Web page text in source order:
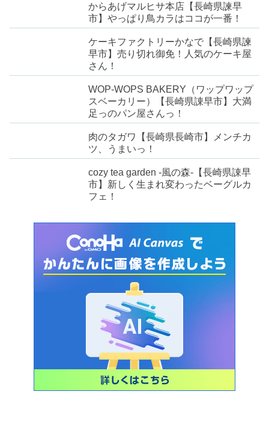
からあげマルヒサ本店【長崎県諫早
市】やっぱり鳥カラはココが一番！
ケーキファクトリーかなで【長崎県諫
早市】売り切れ御免！人気のケーキ屋
さん！
WOP-WOPS BAKERY（ワップワップ
スベーカリー）【長崎県諌早市】大満
足っのパン屋さんっ！
肉のタガワ【長崎県長崎市】メンチカ
ツ、うまいっ！
cozy tea garden -風の森-【長崎県諌早
市】新しく生まれ変わったベーグルカ
フェ！